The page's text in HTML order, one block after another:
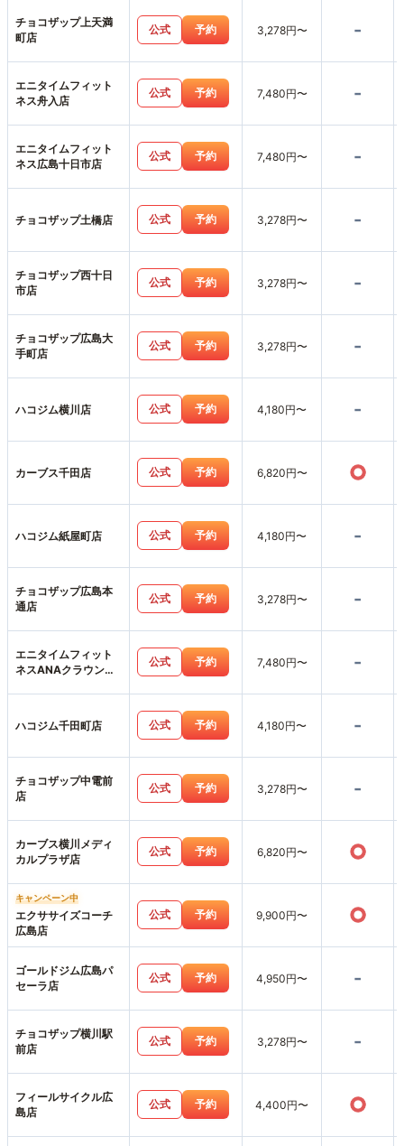
チョコザップ上天満
町店
公式 予約 3,278円〜 -
エニタイムフィット
ネス舟入店
公式 予約 7,480円〜 -
エニタイムフィット
ネス広島十日市店
公式 予約 7,480円〜 -
チョコザップ土橋店 公式 予約 3,278円〜 -
チョコザップ西十日
市店
公式 予約 3,278円〜 -
チョコザップ広島大
手町店
公式 予約 3,278円〜 -
ハコジム横川店 公式 予約 4,180円〜 -
カーブス千田店 公式 予約 6,820円〜 ○
ハコジム紙屋町店 公式 予約 4,180円〜 -
チョコザップ広島本
通店
公式 予約 3,278円〜 -
エニタイムフィット
ネスANAクラウンプ
公式 予約 7,480円〜 -
ハコジム千田町店 公式 予約 4,180円〜 -
チョコザップ中電前
店
公式 予約 3,278円〜 -
カーブス横川メディ
カルプラザ店
公式 予約 6,820円〜 ○
キャンペーン中
エクササイズコーチ
広島店
公式 予約 9,900円〜 ○
ゴールドジム広島パ
セーラ店
公式 予約 4,950円〜 -
チョコザップ横川駅
前店
公式 予約 3,278円〜 -
フィールサイクル広
島店
公式 予約 4,400円〜 ○